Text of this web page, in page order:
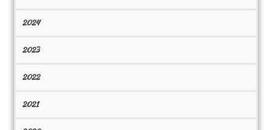
2024
2023
2022
2021